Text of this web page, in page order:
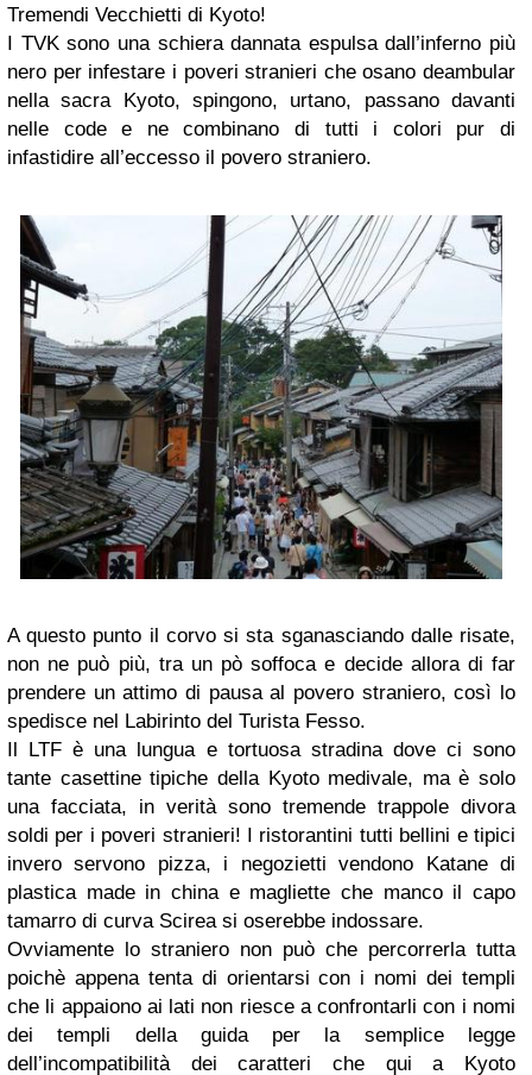
Tremendi Vecchietti di Kyoto!
I TVK sono una schiera dannata espulsa dall’inferno più
nero per infestare i poveri stranieri che osano deambular
nella sacra Kyoto, spingono, urtano, passano davanti
nelle code e ne combinano di tutti i colori pur di
infastidire all’eccesso il povero straniero.
A questo punto il corvo si sta sganasciando dalle risate,
non ne può più, tra un pò soffoca e decide allora di far
prendere un attimo di pausa al povero straniero, così lo
spedisce nel Labirinto del Turista Fesso.
Il LTF è una lungua e tortuosa stradina dove ci sono
tante casettine tipiche della Kyoto medivale, ma è solo
una facciata, in verità sono tremende trappole divora
soldi per i poveri stranieri! I ristorantini tutti bellini e tipici
invero servono pizza, i negozietti vendono Katane di
plastica made in china e magliette che manco il capo
tamarro di curva Scirea si oserebbe indossare.
Ovviamente lo straniero non può che percorrerla tutta
poichè appena tenta di orientarsi con i nomi dei templi
che li appaiono ai lati non riesce a confrontarli con i nomi
dei templi della guida per la semplice legge
dell’incompatibilità dei caratteri che qui a Kyoto